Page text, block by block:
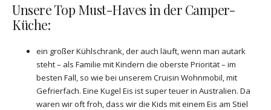
Unsere Top Must-Haves in der Camper-
Küche:
ein großer Kühlschrank, der auch läuft, wenn man autark
steht – als Familie mit Kindern die oberste Priorität – im
besten Fall, so wie bei unserem Cruisin Wohnmobil, mit
Gefrierfach. Eine Kugel Eis ist super teuer in Australien. Da
waren wir oft froh, dass wir die Kids mit einem Eis am Stiel